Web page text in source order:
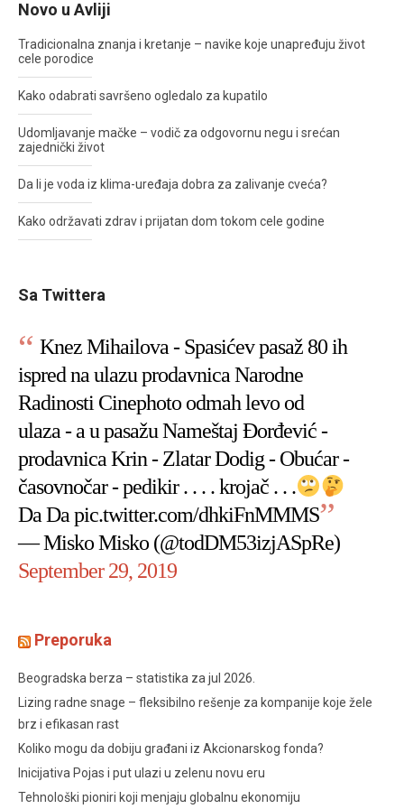
Novo u Avliji
Tradicionalna znanja i kretanje – navike koje unapređuju život
cele porodice
Kako odabrati savršeno ogledalo za kupatilo
Udomljavanje mačke – vodič za odgovornu negu i srećan
zajednički život
Da li je voda iz klima-uređaja dobra za zalivanje cveća?
Kako održavati zdrav i prijatan dom tokom cele godine
Sa Twittera
Knez Mihailova - Spasićev pasaž 80 ih
ispred na ulazu prodavnica Narodne
Radinosti Cinephoto odmah levo od
ulaza - a u pasažu Nameštaj Đorđević -
prodavnica Krin - Zlatar Dodig - Obućar -
časovnočar - pedikir . . . . krojač . . .
Da Dapic.twitter.com/dhkiFnMMMS
— Misko Misko (@todDM53izjASpRe)
September 29, 2019
Preporuka
Beogradska berza – statistika za jul 2026.
Lizing radne snage – fleksibilno rešenje za kompanije koje žele
brz i efikasan rast
Koliko mogu da dobiju građani iz Akcionarskog fonda?
Inicijativa Pojas i put ulazi u zelenu novu eru
Tehnološki pioniri koji menjaju globalnu ekonomiju